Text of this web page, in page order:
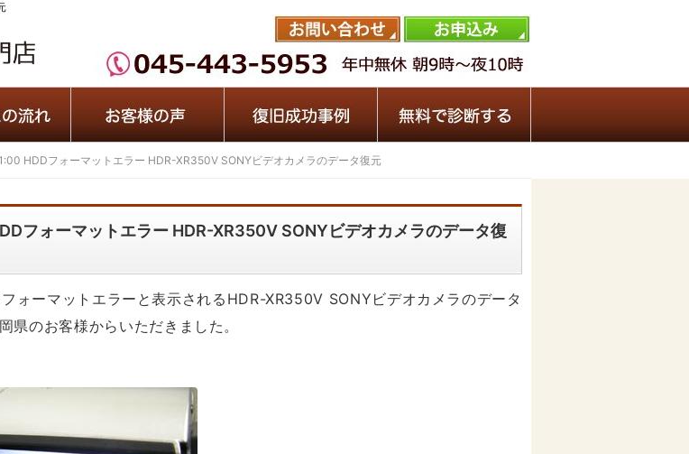
HDDフォーマットエラー HDR-XR350V SONYビデオカメラのデータ復元
フォーマットエラー HDR-XR350V SONYビデオカメラのデータ復
ォーマットエラーと表示されるHDR-XR350V SONYビデオカメラのデータ
県のお客様からいただきました。